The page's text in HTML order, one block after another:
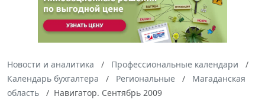
Новости и аналитика
Профессиональные календари
Календарь бухгалтера
Региональные
Магаданская
область
Навигатор. Сентябрь 2009